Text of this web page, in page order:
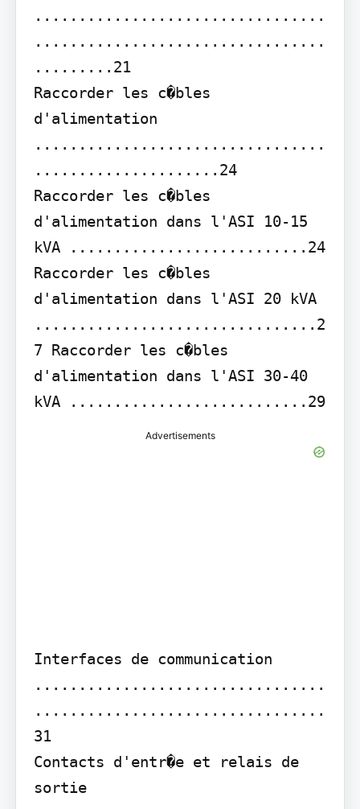
.................................
.................................
.........21
Raccorder les c�bles
d'alimentation
.................................
.....................24
Raccorder les c�bles
d'alimentation dans l'ASI 10-15
kVA ...........................24
Raccorder les c�bles
d'alimentation dans l'ASI 20 kVA
................................2
7 Raccorder les c�bles
d'alimentation dans l'ASI 30-40
kVA ...........................29
Advertisements
Interfaces de communication
.................................
.................................
31
Contacts d'entr�e et relais de
sortie